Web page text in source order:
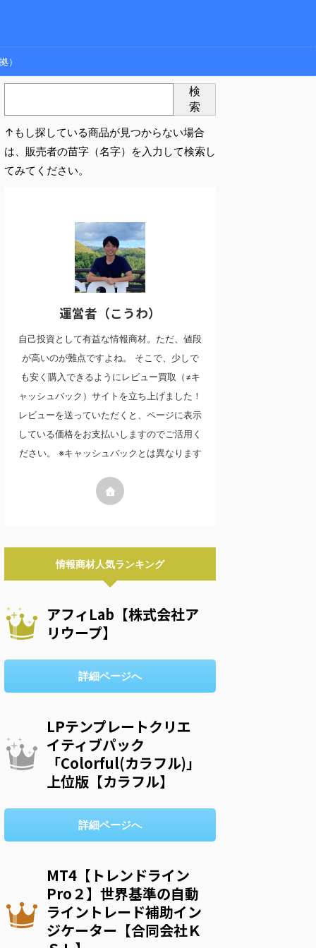
）
検
索
↑もし探している商品が見つからない場合
は、販売者の苗字（名字）を入力して検索し
てみてください。
運営者（こうわ）
自己投資として有益な情報商材。ただ、値段
が高いのが難点ですよね。 そこで、少しで
も安く購入できるようにレビュー買取（≠キ
ャッシュバック）サイトを立ち上げました！
レビューを送っていただくと、ページに表示
している価格をお支払いしますのでご活用く
ださい。 ※キャッシュバックとは異なります
情報商材人気ランキング
アフィLab【株式会社ア
リウープ】
詳細ページへ
LPテンプレートクリエ
イティブパック
「Colorful(カラフル)」
上位版【カラフル】
詳細ページへ
MT4【トレンドライン
Pro２】世界基準の自動
ライントレード補助イン
ジケーター【合同会社Ｋ